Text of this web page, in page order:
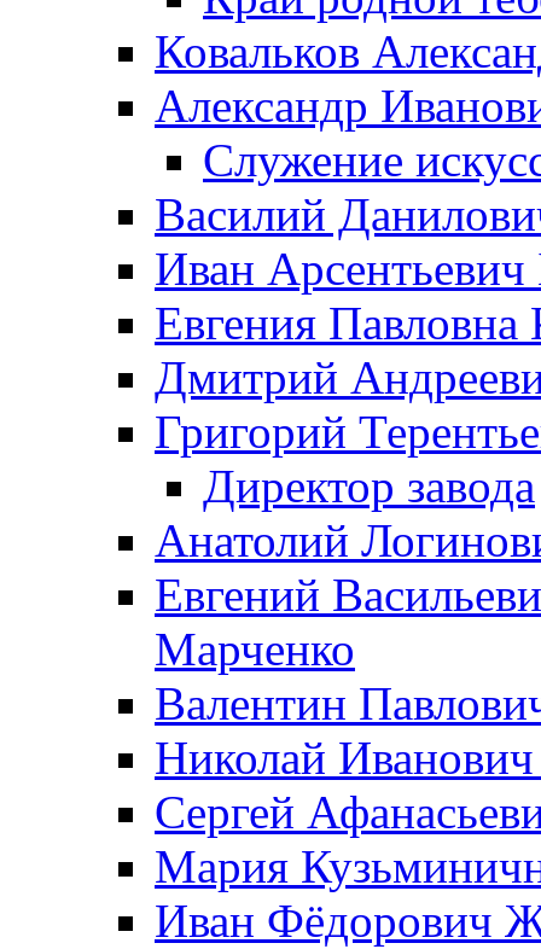
Ковальков
Александр
Служение
Василий
Иван
Евгения Павловна
Дмитрий
Григорий
Директор завода
Анатолий
Евгений
Марченко
Валентин
Николай Иванович
Сергей
Мария
Иван Фёдорович